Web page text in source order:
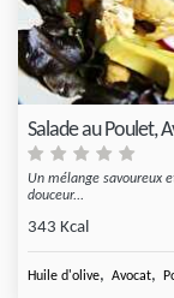
Salade au Poulet,
Un mélange savoureux
douceur...
343 Kcal
Huile d'olive, Avocat,